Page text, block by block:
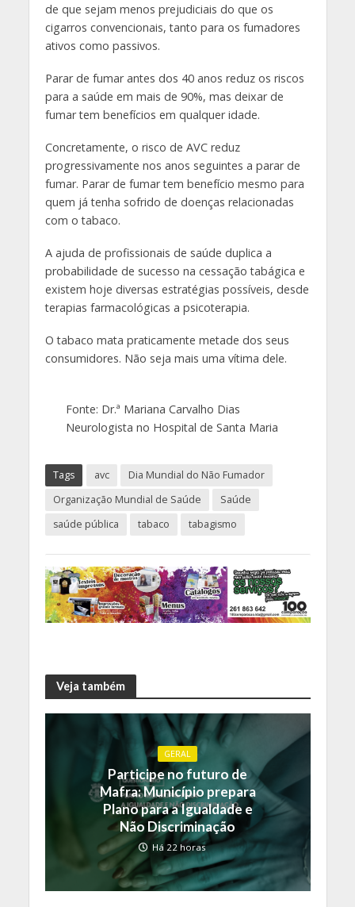
de que sejam menos prejudiciais do que os
cigarros convencionais, tanto para os fumadores
ativos como passivos.
Parar de fumar antes dos 40 anos reduz os riscos
para a saúde em mais de 90%, mas deixar de
fumar tem benefícios em qualquer idade.
Concretamente, o risco de AVC reduz
progressivamente nos anos seguintes a parar de
fumar. Parar de fumar tem benefício mesmo para
quem já tenha sofrido de doenças relacionadas
com o tabaco.
A ajuda de profissionais de saúde duplica a
probabilidade de sucesso na cessação tabágica e
existem hoje diversas estratégias possíveis, desde
terapias farmacológicas a psicoterapia.
O tabaco mata praticamente metade dos seus
consumidores. Não seja mais uma vítima dele.
Fonte: Dr.ª Mariana Carvalho Dias
Neurologista no Hospital de Santa Maria
Tags avc
Dia Mundial do Não Fumador
Organização Mundial de Saúde
Saúde
saúde pública
tabaco tabagismo
Veja também
GERAL
Participe no futuro de
Mafra: Município prepara
Plano para a Igualdade e
Não Discriminação
Há 22 horas